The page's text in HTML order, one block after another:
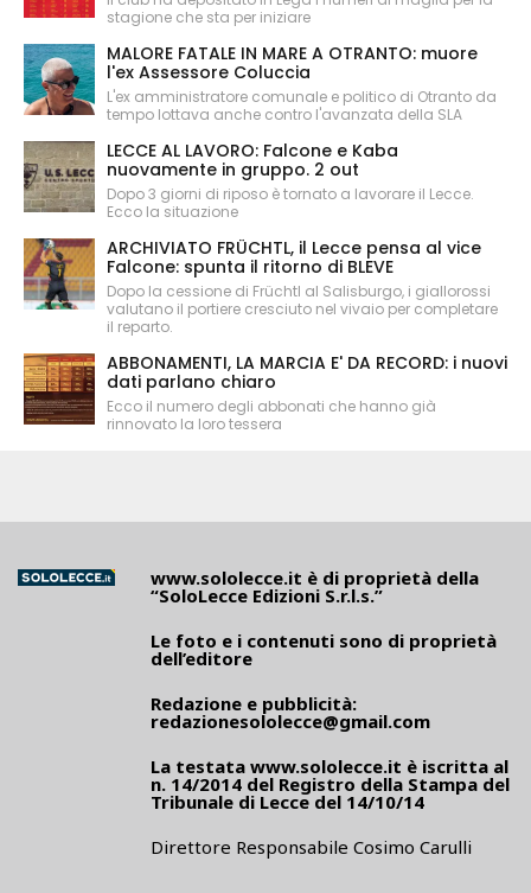
stagione che sta per iniziare
MALORE FATALE IN MARE A OTRANTO: muore
l'ex Assessore Coluccia
L'ex amministratore comunale e politico di Otranto da
tempo lottava anche contro l'avanzata della SLA
LECCE AL LAVORO: Falcone e Kaba
nuovamente in gruppo. 2 out
Dopo 3 giorni di riposo è tornato a lavorare il Lecce.
Ecco la situazione
ARCHIVIATO FRÜCHTL, il Lecce pensa al vice
Falcone: spunta il ritorno di BLEVE
Dopo la cessione di Früchtl al Salisburgo, i giallorossi
valutano il portiere cresciuto nel vivaio per completare
il reparto.
ABBONAMENTI, LA MARCIA E' DA RECORD: i nuovi
dati parlano chiaro
Ecco il numero degli abbonati che hanno già
rinnovato la loro tessera
www.sololecce.it è di proprietà della
“SoloLecce Edizioni S.r.l.s.”
Le foto e i contenuti sono di proprietà
dell’editore
Redazione e pubblicità:
redazionesololecce@gmail.com
La testata www.sololecce.it è iscritta al
n. 14/2014 del Registro della Stampa del
Tribunale di Lecce del 14/10/14
Direttore Responsabile Cosimo Carulli